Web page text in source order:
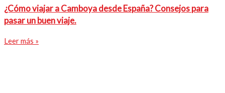
¿Cómo viajar a Camboya desde España? Consejos para
pasar un buen viaje.
Leer más »